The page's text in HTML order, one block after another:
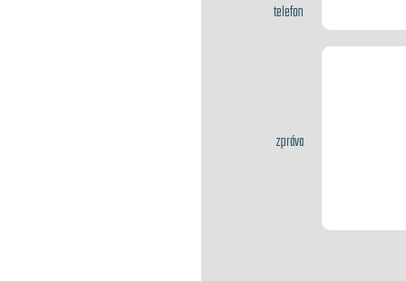
telefon
zpráva